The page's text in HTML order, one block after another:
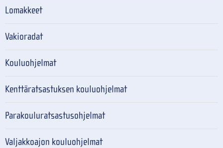
Lomakkeet
Vakioradat
Kouluohjelmat
Kenttäratsastuksen kouluohjelmat
Parakouluratsastusohjelmat
Valjakkoajon kouluohjelmat